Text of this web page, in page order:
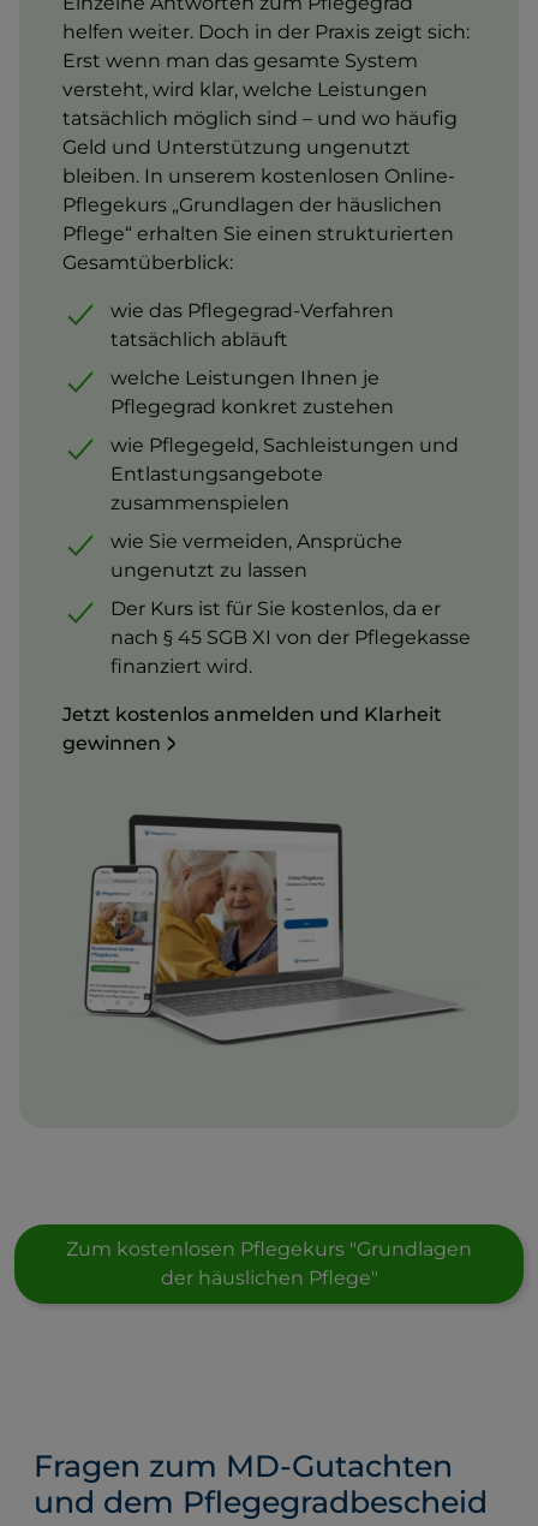
helfen weiter. Doch in der Praxis zeigt sich:
Erst wenn man das gesamte System
versteht, wird klar, welche Leistungen
tatsächlich möglich sind – und wo häufig
Geld und Unterstützung ungenutzt
bleiben. In unserem kostenlosen Online-
Pflegekurs „Grundlagen der häuslichen
Pflege“ erhalten Sie einen strukturierten
Gesamtüberblick:
wie das Pflegegrad-Verfahren
tatsächlich abläuft
welche Leistungen Ihnen je
Pflegegrad konkret zustehen
wie Pflegegeld, Sachleistungen und
Entlastungsangebote
zusammenspielen
wie Sie vermeiden, Ansprüche
ungenutzt zu lassen
Der Kurs ist für Sie kostenlos, da er
nach § 45 SGB XI von der Pflegekasse
finanziert wird.
Jetzt kostenlos anmelden und Klarheit
gewinnen
Zum kostenlosen Pflegekurs "Grundlagen
der häuslichen Pflege"
Fragen zum MD-Gutachten
und dem Pflegegradbescheid